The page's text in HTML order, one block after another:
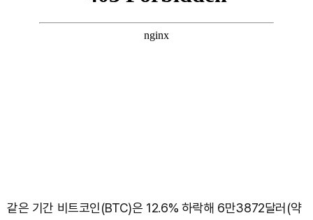
같은 기간 비트코인(BTC)은 12.6% 하락해 6만3872달러(약